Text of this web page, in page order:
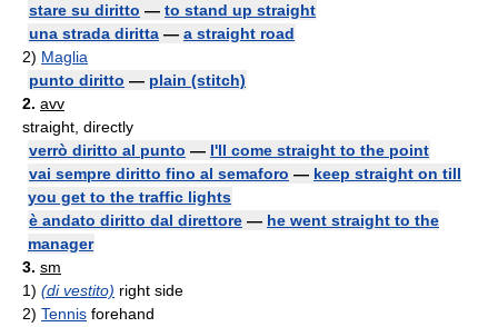
stare su diritto — to stand up straight
una strada diritta — a straight road
2) Maglia
punto diritto — plain (stitch)
2. avv
straight, directly
verrò diritto al punto — I'll come straight to the point
vai sempre diritto fino al semaforo — keep straight on till
you get to the traffic lights
è andato diritto dal direttore — he went straight to the
manager
3. sm
1) (di vestito) right side
2) Tennis forehand